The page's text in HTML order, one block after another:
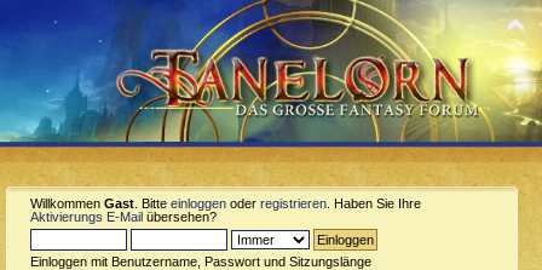
Willkommen Gast . Bitte einloggen oder registrieren . Haben Sie Ihre
Aktivierungs E-Mail übersehen?
Einloggen mit Benutzername, Passwort und Sitzungslänge